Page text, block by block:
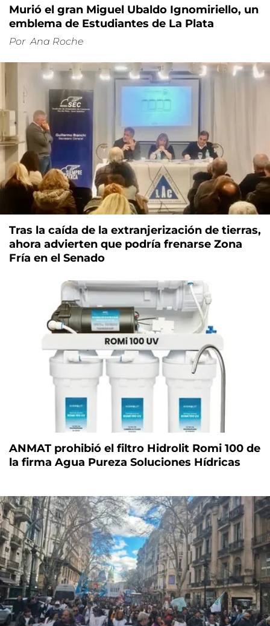
Murió el gran Miguel Ubaldo Ignomiriello, un
emblema de Estudiantes de La Plata
Por Ana Roche
Tras la caída de la extranjerización de tierras,
ahora advierten que podría frenarse Zona
Fría en el Senado
ANMAT prohibió el filtro Hidrolit Romi 100 de
la firma Agua Pureza Soluciones Hídricas